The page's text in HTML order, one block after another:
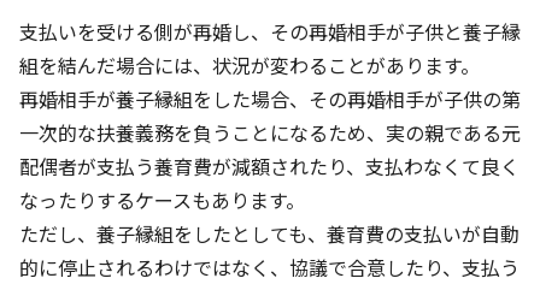
支払いを受ける側が再婚し、その再婚相手が子供と養子縁
組を結んだ場合には、状況が変わることがあります。
再婚相手が養子縁組をした場合、その再婚相手が子供の第
一次的な扶養義務を負うことになるため、実の親である元
配偶者が支払う養育費が減額されたり、支払わなくて良く
なったりするケースもあります。
ただし、養子縁組をしたとしても、養育費の支払いが自動
的に停止されるわけではなく、協議で合意したり、支払う